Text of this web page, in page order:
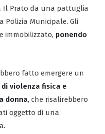
Il Prato da una pattuglia
Polizia Municipale. Gli
immobilizzato, ponendo
fatto emergere un
violenza fisica e
donna, che risalirebbero
oggetto di una